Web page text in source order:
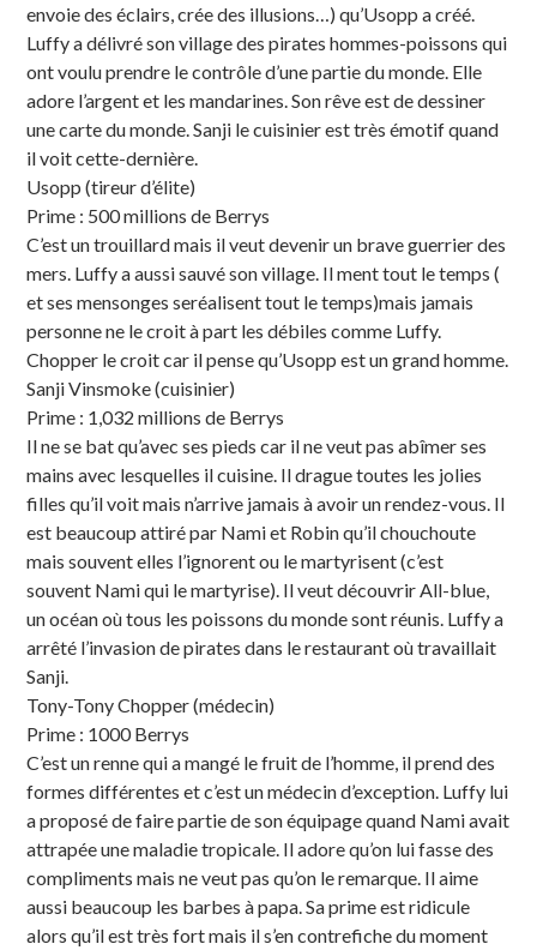
envoie des éclairs, crée des illusions…) qu’Usopp a créé.
Luffy a délivré son village des pirates hommes-poissons qui
ont voulu prendre le contrôle d’une partie du monde. Elle
adore l’argent et les mandarines. Son rêve est de dessiner
une carte du monde. Sanji le cuisinier est très émotif quand
il voit cette-dernière.
Usopp (tireur d’élite)
Prime : 500 millions de Berrys
C’est un trouillard mais il veut devenir un brave guerrier des
mers. Luffy a aussi sauvé son village. Il ment tout le temps (
et ses mensonges seréalisent tout le temps)mais jamais
personne ne le croit à part les débiles comme Luffy.
Chopper le croit car il pense qu’Usopp est un grand homme.
Sanji Vinsmoke (cuisinier)
Prime : 1,032 millions de Berrys
Il ne se bat qu’avec ses pieds car il ne veut pas abîmer ses
mains avec lesquelles il cuisine. Il drague toutes les jolies
filles qu’il voit mais n’arrive jamais à avoir un rendez-vous. Il
est beaucoup attiré par Nami et Robin qu’il chouchoute
mais souvent elles l’ignorent ou le martyrisent (c’est
souvent Nami qui le martyrise). Il veut découvrir All-blue,
un océan où tous les poissons du monde sont réunis. Luffy a
arrêté l’invasion de pirates dans le restaurant où travaillait
Sanji.
Tony-Tony Chopper (médecin)
Prime : 1000 Berrys
C’est un renne qui a mangé le fruit de l’homme, il prend des
formes différentes et c’est un médecin d’exception. Luffy lui
a proposé de faire partie de son équipage quand Nami avait
attrapée une maladie tropicale. Il adore qu’on lui fasse des
compliments mais ne veut pas qu’on le remarque. Il aime
aussi beaucoup les barbes à papa. Sa prime est ridicule
alors qu’il est très fort mais il s’en contrefiche du moment